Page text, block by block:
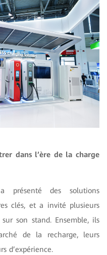
dans l’ère de la charge
présenté des solutions
clés, et a invité plusieurs
son stand. Ensemble, ils
de la recharge, leurs
d’expérience.